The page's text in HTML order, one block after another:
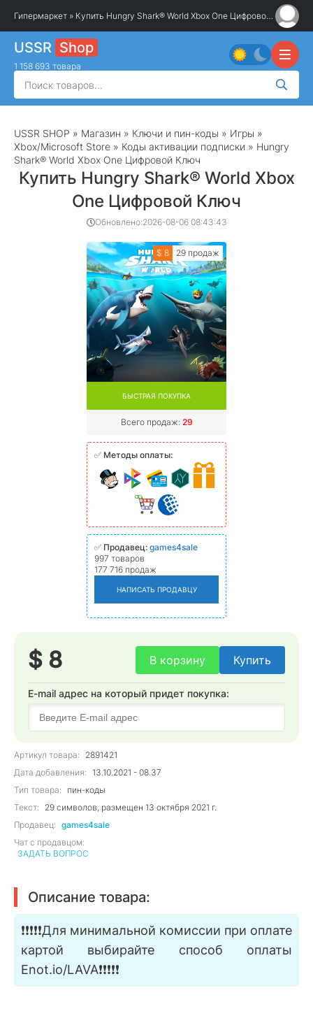
Гипермаркет » Купить Hungry Shark® World Xbox One Цифровой Ключ
USSR Shop
1 158 693 товара
USSR SHOP » Магазин » Ключи и пин-коды » Игры »
Xbox/Microsoft Store » Коды активации подписки » Hungry
Shark® World Xbox One Цифровой Ключ
Купить Hungry Shark® World Xbox
One Цифровой Ключ
Обновлено:2026-08-06 08:43:43
$ 8 29 продаж
БЫСТРАЯ ПОКУПКА
Всего продаж: 29
✅ Методы оплаты:
✅ Продавец: games4sale
997 товаров
177 716 продаж
НАПИСАТЬ ПРОДАВЦУ
$ 8 В корзину Купить
E-mail адрес на который придет покупка:
Артикул товара:
2891421
Дата добавления:
13.10.2021 - 08.37
Тип товара:
пин-коды
Текст:
29 символов, размещен 13 октября 2021 г.
Продавец: games4sale
Чат с продавцом:
ЗАДАТЬ ВОПРОС
Описание товара:
❗❗❗❗❗Для минимальной комиссии при оплате
картой выбирайте способ оплаты
Enot.io/LAVA❗❗❗❗❗